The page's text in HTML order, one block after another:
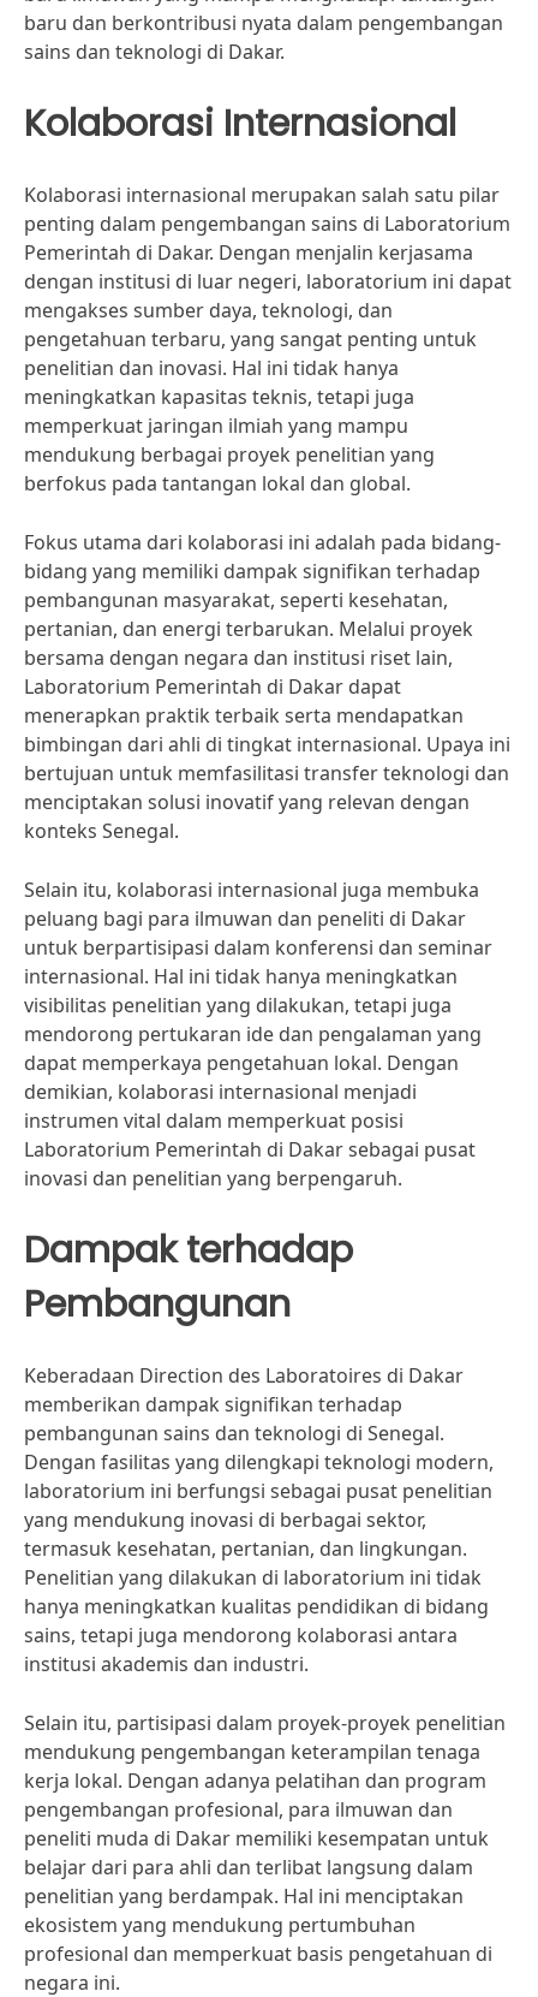
baru dan berkontribusi nyata dalam pengembangan
sains dan teknologi di Dakar.
Kolaborasi Internasional
Kolaborasi internasional merupakan salah satu pilar
penting dalam pengembangan sains di Laboratorium
Pemerintah di Dakar. Dengan menjalin kerjasama
dengan institusi di luar negeri, laboratorium ini dapat
mengakses sumber daya, teknologi, dan
pengetahuan terbaru, yang sangat penting untuk
penelitian dan inovasi. Hal ini tidak hanya
meningkatkan kapasitas teknis, tetapi juga
memperkuat jaringan ilmiah yang mampu
mendukung berbagai proyek penelitian yang
berfokus pada tantangan lokal dan global.
Fokus utama dari kolaborasi ini adalah pada bidang-
bidang yang memiliki dampak signifikan terhadap
pembangunan masyarakat, seperti kesehatan,
pertanian, dan energi terbarukan. Melalui proyek
bersama dengan negara dan institusi riset lain,
Laboratorium Pemerintah di Dakar dapat
menerapkan praktik terbaik serta mendapatkan
bimbingan dari ahli di tingkat internasional. Upaya ini
bertujuan untuk memfasilitasi transfer teknologi dan
menciptakan solusi inovatif yang relevan dengan
konteks Senegal.
Selain itu, kolaborasi internasional juga membuka
peluang bagi para ilmuwan dan peneliti di Dakar
untuk berpartisipasi dalam konferensi dan seminar
internasional. Hal ini tidak hanya meningkatkan
visibilitas penelitian yang dilakukan, tetapi juga
mendorong pertukaran ide dan pengalaman yang
dapat memperkaya pengetahuan lokal. Dengan
demikian, kolaborasi internasional menjadi
instrumen vital dalam memperkuat posisi
Laboratorium Pemerintah di Dakar sebagai pusat
inovasi dan penelitian yang berpengaruh.
Dampak terhadap
Pembangunan
Keberadaan Direction des Laboratoires di Dakar
memberikan dampak signifikan terhadap
pembangunan sains dan teknologi di Senegal.
Dengan fasilitas yang dilengkapi teknologi modern,
laboratorium ini berfungsi sebagai pusat penelitian
yang mendukung inovasi di berbagai sektor,
termasuk kesehatan, pertanian, dan lingkungan.
Penelitian yang dilakukan di laboratorium ini tidak
hanya meningkatkan kualitas pendidikan di bidang
sains, tetapi juga mendorong kolaborasi antara
institusi akademis dan industri.
Selain itu, partisipasi dalam proyek-proyek penelitian
mendukung pengembangan keterampilan tenaga
kerja lokal. Dengan adanya pelatihan dan program
pengembangan profesional, para ilmuwan dan
peneliti muda di Dakar memiliki kesempatan untuk
belajar dari para ahli dan terlibat langsung dalam
penelitian yang berdampak. Hal ini menciptakan
ekosistem yang mendukung pertumbuhan
profesional dan memperkuat basis pengetahuan di
negara ini.